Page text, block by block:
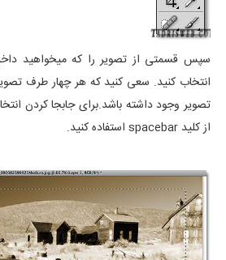
سپس قسمتی از تصویر را که میخواهید
انتخاب کنید. سعی کنید که هر چهار طرف
تصویر وجود داشته باشد.برای جابجا کردن
از کلید spacebar استفاده کنید.